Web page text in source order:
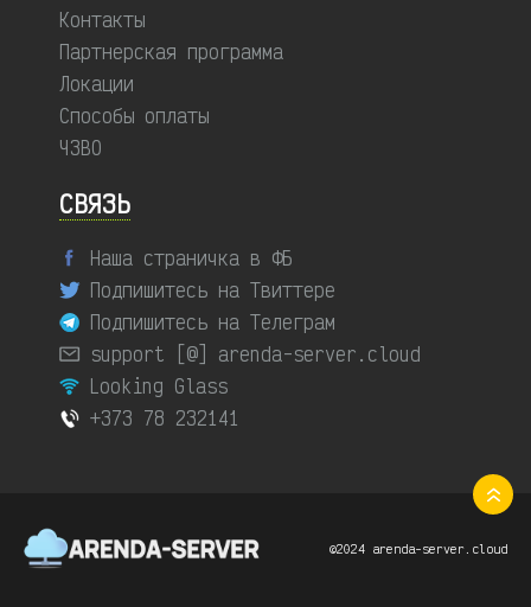
Контакты
Партнерская программа
Локации
Способы оплаты
ЧЗВО
СВЯЗЬ
Наша страничка в ФБ
Подпишитесь на Твиттере
Подпишитесь на Телеграм
support [@] arenda-server.cloud
Looking Glass
+373 78 232141
©2024 arenda-server.cloud